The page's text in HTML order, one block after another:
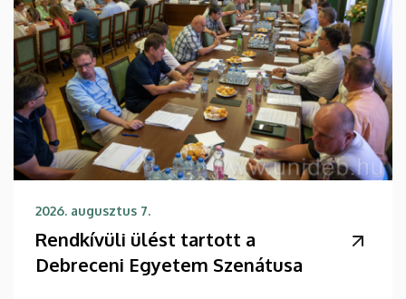
2026. augusztus 7.
Rendkívüli ülést tartott a
Debreceni Egyetem Szenátusa